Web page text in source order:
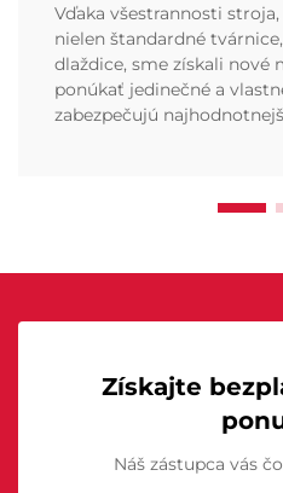
Vďaka všestrannosti
nielen štandardné
dlaždice, sme získali nové
ponúkať jedinečné a
zabezpečujú
Získajte
Náš zástupca vás